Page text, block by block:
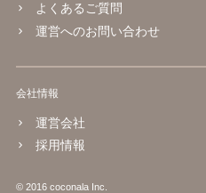
よくあるご質問
運営へのお問い合わせ
会社情報
運営会社
採用情報
© 2016 coconala Inc.